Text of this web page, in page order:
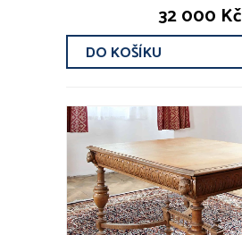
32 000 Kč
DO KOŠÍKU